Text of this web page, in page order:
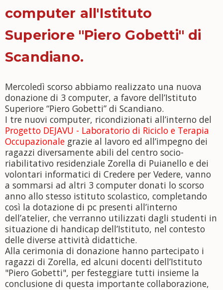
computer all'Istituto
Superiore "Piero Gobetti" di
Scandiano.
Mercoledì scorso abbiamo realizzato una nuova
donazione di 3 computer, a favore dell’Istituto
Superiore “Piero Gobetti” di Scandiano.
I tre nuovi computer, ricondizionati all’interno del
Progetto DEJAVU - Laboratorio di Riciclo e Terapia
Occupazionale grazie al lavoro ed all’impegno dei
ragazzi diversamente abili del centro socio-
riabilitativo residenziale Zorella di Puianello e dei
volontari informatici di Credere per Vedere, vanno
a sommarsi ad altri 3 computer donati lo scorso
anno allo stesso istituto scolastico, completando
così la dotazione di pc presenti all’interno
dell’atelier, che verranno utilizzati dagli studenti in
situazione di handicap dell’Istituto, nel contesto
delle diverse attività didattiche.
Alla cerimonia di donazione hanno partecipato i
ragazzi di Zorella, ed alcuni docenti dell’Istituto
"Piero Gobetti", per festeggiare tutti insieme la
conclusione di questa importante collaborazione,